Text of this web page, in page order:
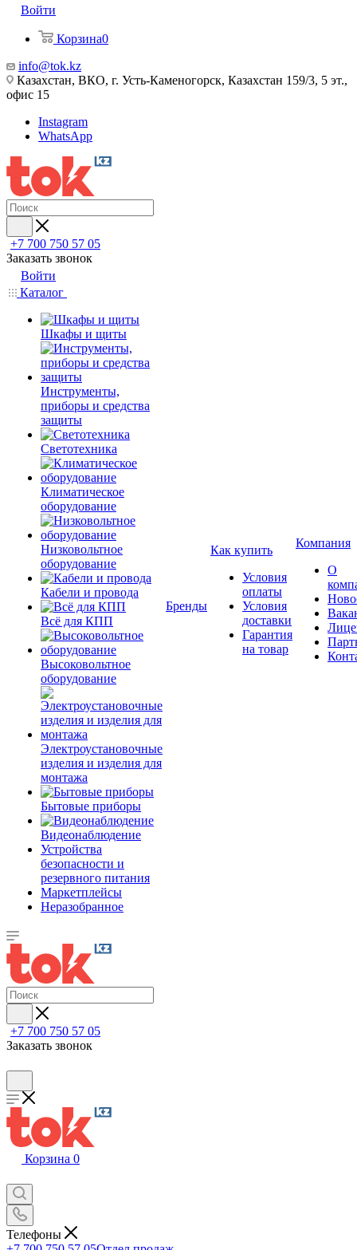
Войти
Корзина0
info@tok.kz
Казахстан, ВКО, г. Усть-Каменогорск, Казахстан 159/3, 5 эт.,
офис 15
Instagram
WhatsApp
+7 700 750 57 05
Заказать звонок
Войти
Каталог
Шкафы и щиты
Инструменты,
приборы и средства
защиты
Светотехника
Климатическое
оборудование
Низковольтное
оборудование
Кабели и провода
Всё для КПП
Высоковольтное
оборудование
Электроустановочные
изделия и изделия для
монтажа
Бытовые приборы
Видеонаблюдение
Устройства
безопасности и
резервного питания
Маркетплейсы
Неразобранное
Бренды
Как купить
Условия
оплаты
Условия
доставки
Гарантия
на товар
Компания
О
+7 700 750 57 05
Заказать звонок
Корзина 0
Телефоны